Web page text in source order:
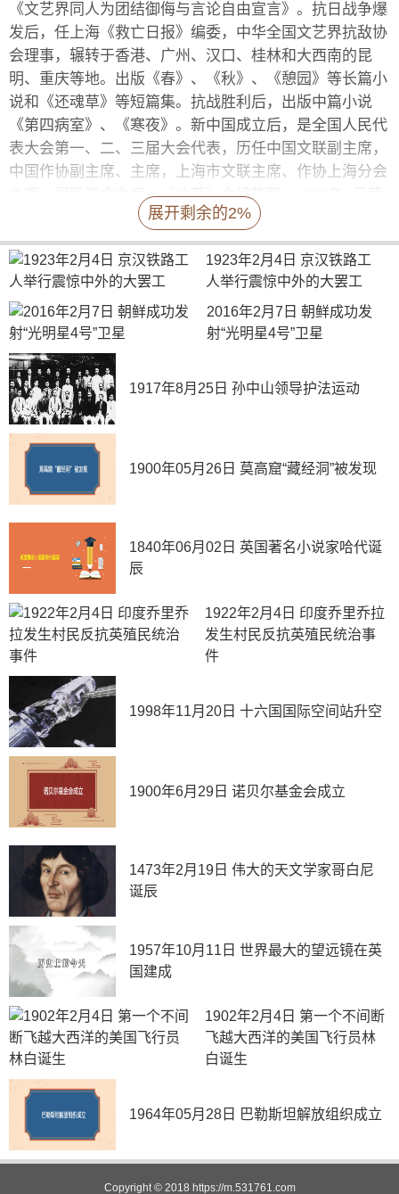
《文艺界同人为团结御侮与言论自由宣言》。抗日战争爆
发后，任上海《救亡日报》编委，中华全国文艺界抗敌协
会理事，辗转于香港、广州、汉口、桂林和大西南的昆
明、重庆等地。出版《春》、《秋》、《憩园》等长篇小
说和《还魂草》等短篇集。抗战胜利后，出版中篇小说
《第四病室》、《寒夜》。新中国成立后，是全国人民代
表大会第一、二、三届大会代表，历任中国文联副主席，
中国作协副主席、主席，上海市文联主席、作协上海分会
主席，国际笔会主席，《收获》主编等职。1982年4月荣
获意大利但丁国际奖。1983年5月获法国荣誉军团勋章。
辑有《巴金文集》、《巴金全集》。
展开剩余的2%
1923年2月4日 京汉铁路工
人举行震惊中外的大罢工
2016年2月7日 朝鲜成功发
射“光明星4号”卫星
1917年8月25日 孙中山领导护法运动
1900年05月26日 莫高窟“藏经洞”被发现
1840年06月02日 英国著名小说家哈代诞
辰
1922年2月4日 印度乔里乔拉
发生村民反抗英殖民统治事
件
1998年11月20日 十六国国际空间站升空
1900年6月29日 诺贝尔基金会成立
1473年2月19日 伟大的天文学家哥白尼
诞辰
1957年10月11日 世界最大的望远镜在英
国建成
1902年2月4日 第一个不间断
飞越大西洋的美国飞行员林
白诞生
1964年05月28日 巴勒斯坦解放组织成立
Copyright © 2018 https://m.531761.com